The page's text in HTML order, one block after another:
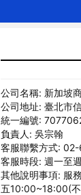
公司名稱: 新加坡
公司地址: 臺北市
統一編號:
負責人: 吳宗翰
客服聯繫方式:
客服時段: 週一至
其他說明事項: 服
五10:00~18:00(